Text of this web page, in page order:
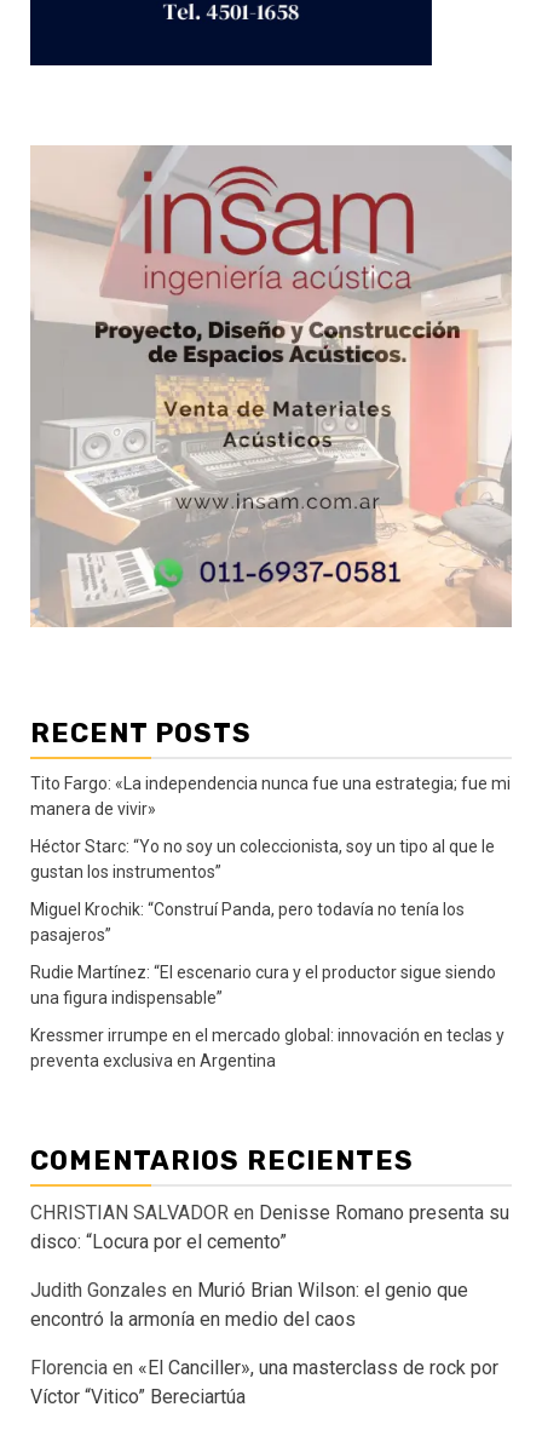
RECENT POSTS
Tito Fargo: «La independencia nunca fue una estrategia; fue mi
manera de vivir»
Héctor Starc: “Yo no soy un coleccionista, soy un tipo al que le
gustan los instrumentos”
Miguel Krochik: “Construí Panda, pero todavía no tenía los
pasajeros”
Rudie Martínez: “El escenario cura y el productor sigue siendo
una figura indispensable”
Kressmer irrumpe en el mercado global: innovación en teclas y
preventa exclusiva en Argentina
COMENTARIOS RECIENTES
CHRISTIAN SALVADOR en Denisse Romano presenta su
disco: “Locura por el cemento”
Judith Gonzales en Murió Brian Wilson: el genio que
encontró la armonía en medio del caos
Florencia en «El Canciller», una masterclass de rock por
Víctor “Vitico” Bereciartúa